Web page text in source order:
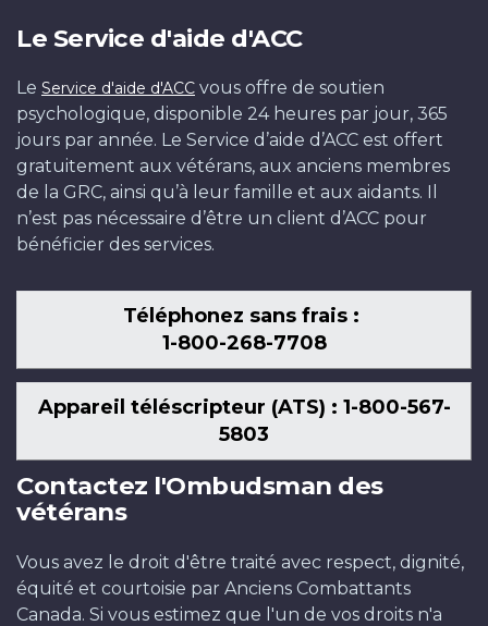
Le Service d'aide d'ACC
Le Service d'aide d'ACC vous offre de soutien
psychologique, disponible 24 heures par jour, 365
jours par année. Le Service d’aide d’ACC est offert
gratuitement aux vétérans, aux anciens membres
de la GRC, ainsi qu’à leur famille et aux aidants. Il
n’est pas nécessaire d’être un client d’ACC pour
bénéficier des services.
Téléphonez sans frais :
1-800-268-7708
Appareil téléscripteur (ATS) : 1-800-567-
5803
Contactez l'Ombudsman des
vétérans
Vous avez le droit d'être traité avec respect, dignité,
équité et courtoisie par Anciens Combattants
Canada. Si vous estimez que l'un de vos droits n'a